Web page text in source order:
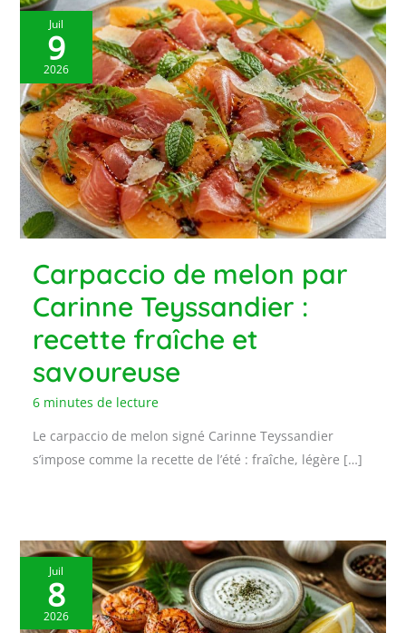
Juil
9
2026
Carpaccio de melon par
Carinne Teyssandier :
recette fraîche et
savoureuse
6 minutes de lecture
Le carpaccio de melon signé Carinne Teyssandier
s’impose comme la recette de l’été : fraîche, légère […]
Juil
8
2026